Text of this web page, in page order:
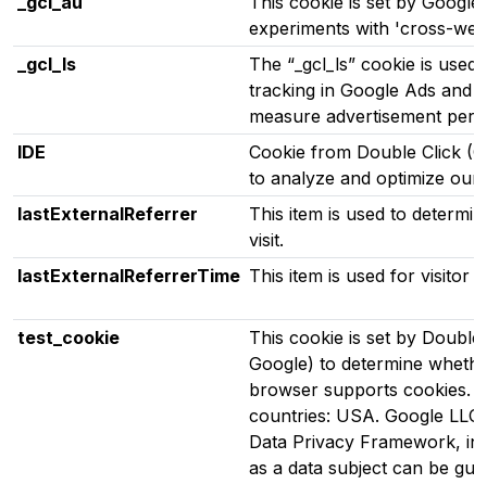
experiments with 'cross-
_gcl_ls
The “_gcl_ls” cookie is
tracking in Google Ads and
measure advertisement
IDE
Cookie from Double Click
to analyze and optimize our
lastExternalReferrer
This item is used to
visit.
lastExternalReferrerTime This item is used for visitor
test_cookie
This cookie is set by
Google) to determine
browser supports cookies.
countries: USA. Google
Data Privacy Framework,
as a data subject can be